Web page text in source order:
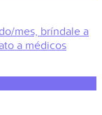
mes, bríndale a
a médicos